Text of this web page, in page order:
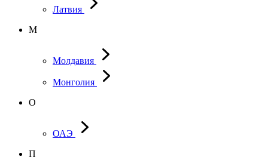
Латвия
М
Молдавия
Монголия
О
ОАЭ
П